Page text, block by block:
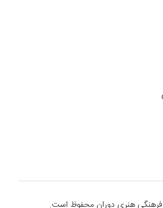
هنری دوران محفوظ است.